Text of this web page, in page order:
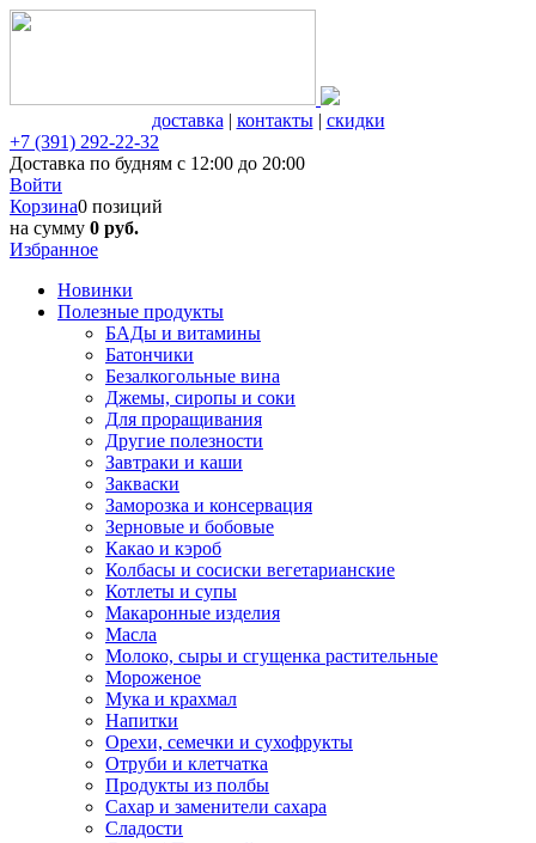
доставка | контакты| скидки
+7 (391) 292-22-32
Доставка по будням с 12:00 до 20:00
Войти
Корзина0 позиций
на сумму 0 руб.
Избранное
Новинки
Полезные продукты
БАДы и витамины
Батончики
Безалкогольные вина
Джемы, сиропы и соки
Для проращивания
Другие полезности
Завтраки и каши
Закваски
Заморозка и консервация
Зерновые и бобовые
Какао и кэроб
Колбасы и сосиски вегетарианские
Котлеты и супы
Макаронные изделия
Масла
Молоко, сыры и сгущенка растительные
Мороженое
Мука и крахмал
Напитки
Орехи, семечки и сухофрукты
Отруби и клетчатка
Продукты из полбы
Сахар и заменители сахара
Сладости